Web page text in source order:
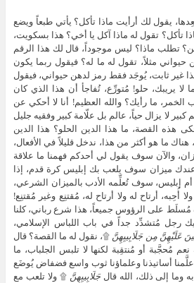
يقول لك أرأيت ماذا تأكل؟ يأتي طبعاً ويضع
تأكل؟ تقول له ماذا آكل يا أخي؟ هذا بسكويت،
تطلب ماذا؟ ليس موجوداً، قال لك هذا الرقم
حيواني مثلاً، تقول له ما له؟ فيقول ربما يكون
غير ثابت، يُوجَد فقط رمز لدهن حيواني، فيقول
لا يريبك، حلو! مُتورِّع، تُفاجأ أن هذا الذي كان
ما رأيك؟ والله العظيم! أنا لا أحكي عن
لا يزال حياً، عالم بل علّامة كبير وفقيه جليل
هذه القصة، ما هذا الدين الحلو؟ هذا الدين
ما هو أكثر من هذا، ندخل قليلاً في الأفعال،
والآن سوف يقول لي أحدكم فهمنا ما علاقة
عندك ميزان سوف يلعب بك إبليس كرة قدم، إذا
إبليس، سوف تُعلِّمه الأدب بالميزان الشرعي،
أُحِبه، أرتاح له ولا أرتاح له، مُقتنِع وغير مُقتنِع!
على الرؤوس جميعاً، هذا شرع رباني، كلنا
رجل مُتشدِّد جداً في باب اللباس الإسلامي،
عَلَيْهِنَّ مِن جَلَابِيبِهِنَّ ۩، نقول له ما القصة؟ قال
مُحجَّبة أو مُنتقِبة لكنها لا تلبس الجلباب، ما
أساتيذنا وعلماؤنا ثوب واسع فضفاض يُوضَع
وما إلى ذلك، الله قالجَلَابِيبِهِنَّ ۩ ولا تلعب مع